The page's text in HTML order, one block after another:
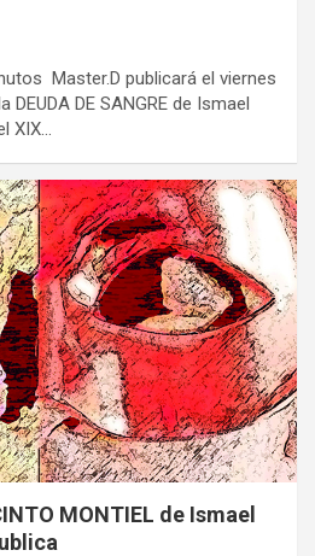
Master.D publicará el viernes
DEUDA DE SANGRE de Ismael
XIX…
MONTIEL de Ismael